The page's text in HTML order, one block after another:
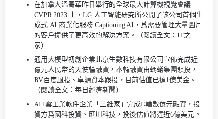
在加拿大溫哥華昨日舉行的全球最大計算機視覺會議
CVPR 2023 上，LG 人工智能研究所公開了該公司首個生
成式 AI 商業化服務 Captioning AI，爲需要管理大量圖片
的客戶提供了更高效的解決方案。（閱讀全文：IT之
家）
通用大模型初創企業北京生數科技有限公司宣佈完成近
億元人民幣的天使輪融資，本輪融資由螞蟻集團領投，
BV百度風投、卓源資本跟投，目前估值已達1億美金。
（閱讀全文：每日經濟新聞）
AI+雲工業軟件企業「三維家」完成D輪數億元融資，投
資方爲國科投資、匯川科技，投後估值將達近6億美元。